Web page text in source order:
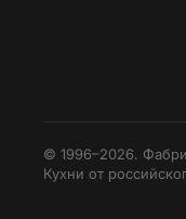
© 1996–2026.
Кухни от